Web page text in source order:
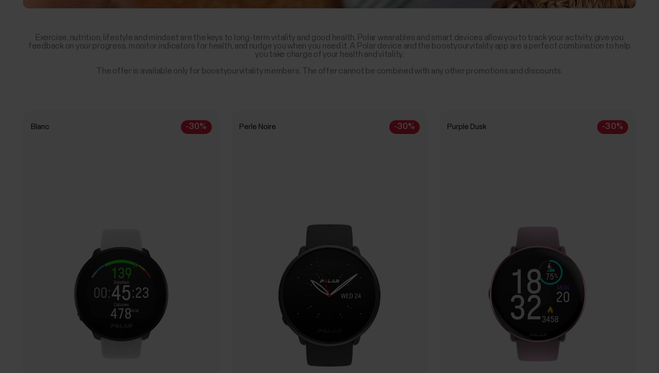
Exercise, nutrition, lifestyle and mindset are the keys to long-term vitality and good health. Polar wearables and smart devices allow you to track your activity, give you
feedback on your progress, monitor indicators for health, and nudge you when you need it. A Polar device and the boostyourvitality app are a perfect combination to help
you take charge of your health and vitality.
The offer is available only for boostyourvitality members. The offer cannot be combined with any other promotions and discounts.
Blanc -30% Perle Noire -30% Purple Dusk -30%